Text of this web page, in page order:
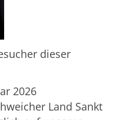
dieser
2026
Land Sankt